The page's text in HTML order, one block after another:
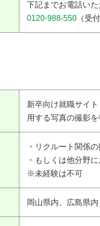
下記までお電話いた
0120-988-550 （受
新卒向け就職サイ
用する写真の撮影
・リクルート関係
・もしくは他分野
※未経験は不可
岡山県内、広島県内